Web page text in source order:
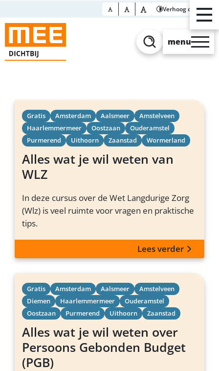
Verhoog contrast
Zoeken
menu
Gratis Amsterdam Aalsmeer
Amstelveen
Haarlemmermeer
Oostzaan
Ouderamstel
Purmerend
Uithoorn Zaanstad Wormerland
Alles wat je wil weten van
WLZ
In deze cursus over de Wet Langdurige Zorg
(Wlz) is veel ruimte voor vragen en praktische
tips.
Lees verder
Gratis Amsterdam Aalsmeer
Amstelveen
Diemen
Haarlemmermeer
Ouderamstel
Oostzaan
Purmerend Uithoorn Zaanstad
Alles wat je wil weten over
Persoons Gebonden Budget
(PGB)